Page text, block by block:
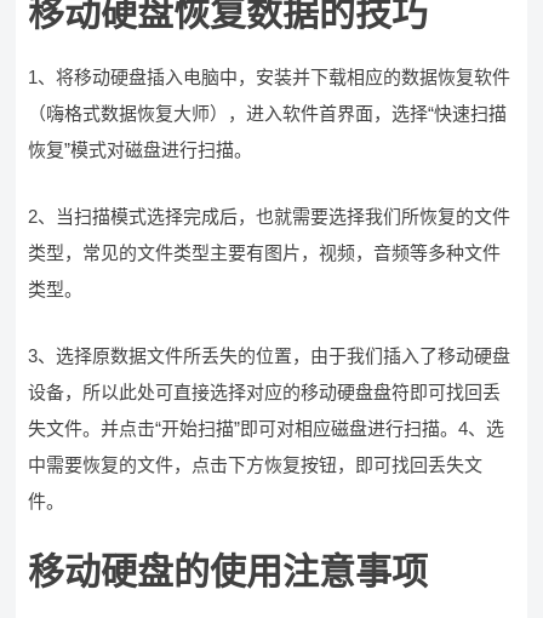
移动硬盘恢复数据的技巧
1、将移动硬盘插入电脑中，安装并下载相应的数据恢复软件
（嗨格式数据恢复大师），进入软件首界面，选择“快速扫描
恢复”模式对磁盘进行扫描。
2、当扫描模式选择完成后，也就需要选择我们所恢复的文件
类型，常见的文件类型主要有图片，视频，音频等多种文件
类型。
3、选择原数据文件所丢失的位置，由于我们插入了移动硬盘
设备，所以此处可直接选择对应的移动硬盘盘符即可找回丢
失文件。并点击“开始扫描”即可对相应磁盘进行扫描。4、选
中需要恢复的文件，点击下方恢复按钮，即可找回丢失文
件。
移动硬盘的使用注意事项